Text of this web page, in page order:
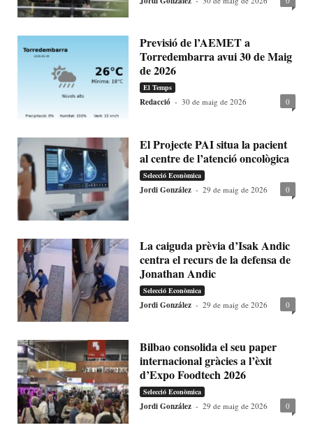
Previsió de l’AEMET a
Torredembarra avui 30 de Maig
de 2026
El Temps
Redacció - 30 de maig de 2026 0
El Projecte PAI situa la pacient
al centre de l’atenció oncològica
Selecció Econòmica
Jordi González - 29 de maig de 2026 0
La caiguda prèvia d’Isak Andic
centra el recurs de la defensa de
Jonathan Andic
Selecció Econòmica
Jordi González - 29 de maig de 2026 0
Bilbao consolida el seu paper
internacional gràcies a l’èxit
d’Expo Foodtech 2026
Selecció Econòmica
Jordi González - 29 de maig de 2026 0